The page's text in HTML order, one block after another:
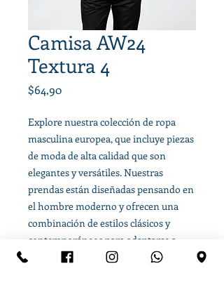
Camisa AW24
Textura 4
$64,90Precio
Explore nuestra colección de ropa
masculina europea, que incluye piezas
de moda de alta calidad que son
elegantes y versátiles. Nuestras
prendas están diseñadas pensando en
el hombre moderno y ofrecen una
combinación de estilos clásicos y
contemporáneos para adaptarse a
cualquier ocasión.